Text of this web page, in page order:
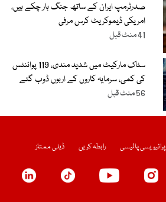
صدرٹرمپ ایران کے ساتھ جنگ ہار چکے ہیں،
امریکی ڈیموکریٹ کرس مرفی
41 منٹ قبل
سٹاک مارکیٹ میں شدید مندی، 119 پوائنٹس
کی کمی، سرمایہ کاروں کے اربوں ڈوب گئے
56 منٹ قبل
پرائیویسی پالیسی رابطہ کریں ڈیلی ممتاز